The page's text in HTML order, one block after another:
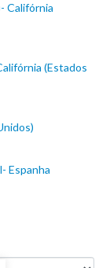
Califórnia
(Estados
Espanha